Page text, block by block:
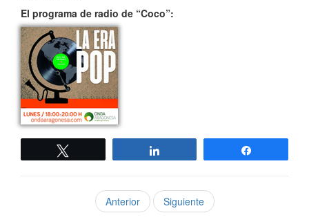
El programa de radio de “Coco”:
Anterior Siguiente